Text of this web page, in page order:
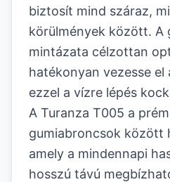
biztosít mind száraz,
körülmények között. A
mintázata célzottan
hatékonyan vezesse
ezzel a vízre lépés
A Turanza T005 a
gumiabroncsok között
amely a mindennapi
hosszú távú